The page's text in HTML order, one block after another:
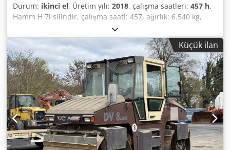
Durum: ikinci el, Üretim yılı: 2018, çalışma saatleri: 457 h,
Hamm H 7i silindir, çalışma saati: 457, ağırlık: 6.540 kg,
lastikler: %95, klima, motor: Kubota [55 kW/75 hp], düz
tambur, iyi durumda!, hemen kullanıma hazır! Talep
üzerine size Mercedes-Benz Bank’tan leasing veya
finansman teklifi sunabiliriz. Bay Mihm (Tel.) size
memnuniyetle yardımcı olacaktır. Daha fazla bilgi web
sitemizde mevcuttur. Hatalar ve önceden satış hakkı
saklıdır! = Daha fazla bilgi = Dkjdpfx Aiozcudnoger Daha
fazla bilgi için Tobias Ebert ile iletişime geçin.
Küçük ilan